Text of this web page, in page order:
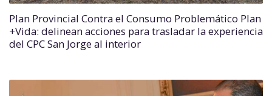
Plan Provincial Contra el Consumo Problemático Plan
+Vida: delinean acciones para trasladar la experiencia
del CPC San Jorge al interior